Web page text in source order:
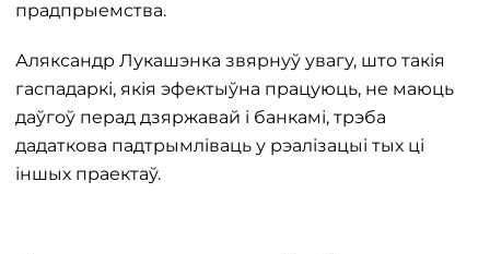
прадпрыемства.
Аляксандр Лукашэнка звярнуў увагу, што такія
гаспадаркі, якія эфектыўна працуюць, не маюць
даўгоў перад дзяржавай і банкамі, трэба
дадаткова падтрымліваць у рэалізацыі тых ці
іншых праектаў.